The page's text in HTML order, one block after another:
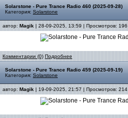
Solarstone - Pure Trance Radio 460 (2025-09-28)
Категория: Solarstone
автор: Magik | 28-09-2025, 13:59 | Просмотров: 196
Комментарии (0) Подробнее
Solarstone - Pure Trance Radio 459 (2025-09-19)
Категория: Solarstone
автор: Magik | 19-09-2025, 21:57 | Просмотров: 214